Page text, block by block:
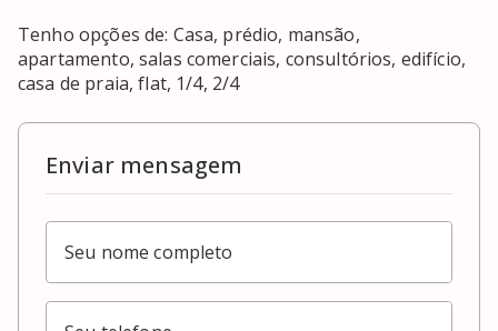
Tenho opções de: Casa, prédio, mansão,
apartamento, salas comerciais, consultórios, edifício,
casa de praia, flat, 1/4, 2/4
Enviar mensagem